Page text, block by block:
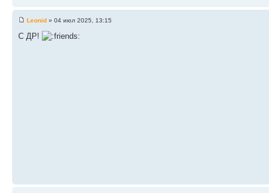
Leonid » 04 июл 2025, 13:15
С ДР!